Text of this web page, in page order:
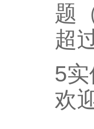
题
超
5
欢